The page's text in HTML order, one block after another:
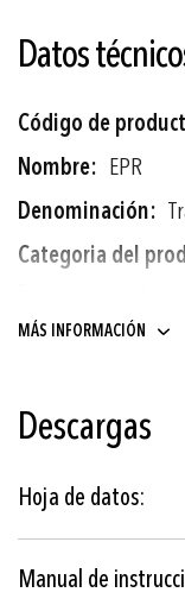
Datos
Más
información
EPR
Vehículos
MÁS INFORMACIÓN
Descargas
Hoja de datos:
Manual de